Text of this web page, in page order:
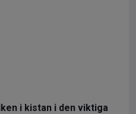
i kistan i den viktiga